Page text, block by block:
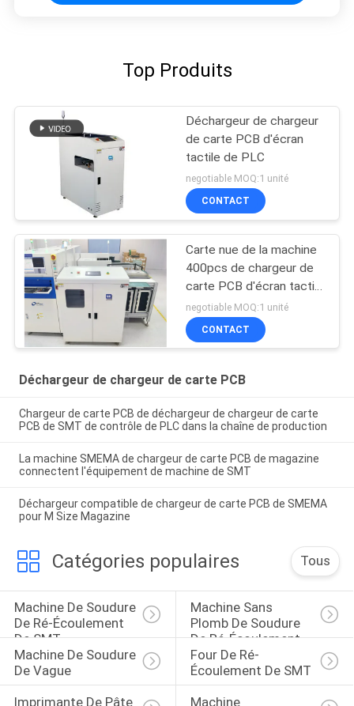
Top Produits
Déchargeur de chargeur
de carte PCB d'écran
tactile de PLC
negotiable MOQ:1 unité
CONTACT
Carte nue de la machine
400pcs de chargeur de
carte PCB d'écran tactile
de PLC chargeant VL-
460
negotiable MOQ:1 unité
CONTACT
Déchargeur de chargeur de carte PCB
Chargeur de carte PCB de déchargeur de chargeur de carte
PCB de SMT de contrôle de PLC dans la chaîne de production
La machine SMEMA de chargeur de carte PCB de magazine
connectent l'équipement de machine de SMT
Déchargeur compatible de chargeur de carte PCB de SMEMA
pour M Size Magazine
Catégories populaires Tous
Machine De Soudure
De Ré-Écoulement
De SMT
Machine Sans
Plomb De Soudure
De Ré-Écoulement
Machine De Soudure
De Vague
Four De Ré-
Écoulement De SMT
Imprimante De Pâte
Machine